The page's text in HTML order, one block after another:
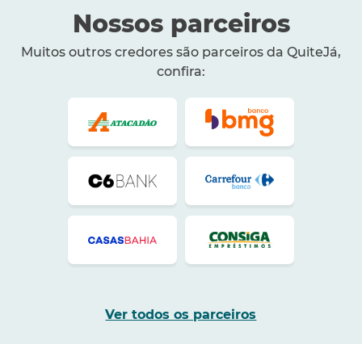
Nossos parceiros
Muitos outros credores são parceiros da QuiteJá,
confira:
Ver todos os parceiros